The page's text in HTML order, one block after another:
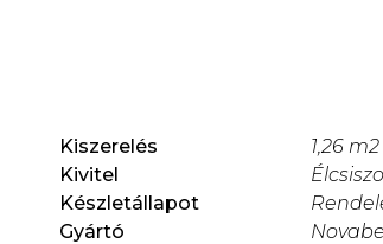
Kiszerelés
1,26 m2
Kivitel
Készletállapot
Gyártó